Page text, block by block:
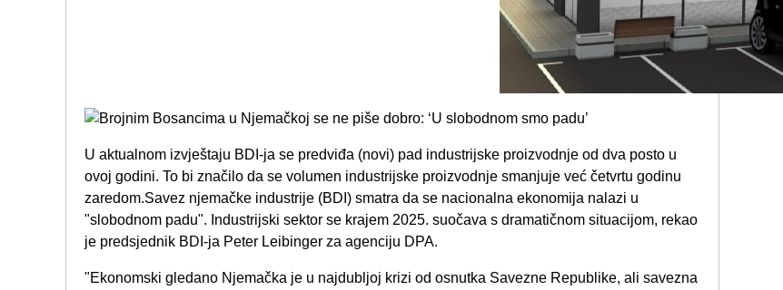
U aktualnom izvještaju BDI-ja se predviđa (novi) pad industrijske proizvodnje od dva posto u
ovoj godini. To bi značilo da se volumen industrijske proizvodnje smanjuje već četvrtu godinu
zaredom.Savez njemačke industrije (BDI) smatra da se nacionalna ekonomija nalazi u
"slobodnom padu". Industrijski sektor se krajem 2025. suočava s dramatičnom situacijom, rekao
je predsjednik BDI-ja Peter Leibinger za agenciju DPA.
"Ekonomski gledano Njemačka je u najdubljoj krizi od osnutka Savezne Republike, ali savezna